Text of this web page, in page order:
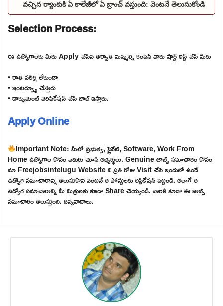
వచ్చిన ర్యాంకుకి ఏ కాలేజీలో ఏ బ్రాంచ్ వస్తుంది: వెంటనే తెలుసుకోండి
Selection Process:
ఈ ఉద్యోగాలకు మీరు Apply చేసిన తర్వాత మిమ్మల్ని కంపెనీ వారు షార్ట్ లిస్ట్ చేసి మీకు
• రాత పరీక్ష లేకుండా
• ఇంటర్వ్యూ చేస్తారు
• డాక్యుమెంట్ వెరిఫికేషన్ చేసి జాబ్ ఇస్తారు.
Apply Online
Important Note: మీలో ప్రభుత్వ, ప్రైవేట్, Software, Work From
Home ఉద్యోగాల కోసం ఎదురు చూసే అభ్యర్థులు. Genuine జాబ్స్ సమాచారం కోసం
మా Freejobsintelugu Website ని ప్రతి రోజు Visit చేసి ఇందులో ఉండే
ఉద్యోగ సమాచారాన్ని తెలుసుకొని వెంటనే ఆ పోస్టులకు అప్లికేషన్ పెట్టండి. అలాగే ఆ
ఉద్యోగ సమాచారాన్ని మీ మిత్రులకు కూడా Share చెయ్యండి. వారికి కూడా ఈ జాబ్స్
సమాచారం తెలుస్తుంది. ధన్యవాదాలు.